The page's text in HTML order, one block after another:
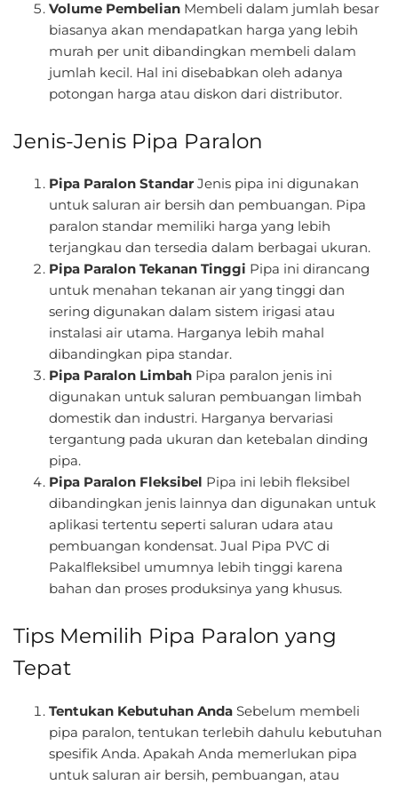
Volume Pembelian Membeli dalam jumlah besar
biasanya akan mendapatkan harga yang lebih
murah per unit dibandingkan membeli dalam
jumlah kecil. Hal ini disebabkan oleh adanya
potongan harga atau diskon dari distributor.
Jenis-Jenis Pipa Paralon
Pipa Paralon Standar Jenis pipa ini digunakan
untuk saluran air bersih dan pembuangan. Pipa
paralon standar memiliki harga yang lebih
terjangkau dan tersedia dalam berbagai ukuran.
Pipa Paralon Tekanan Tinggi Pipa ini dirancang
untuk menahan tekanan air yang tinggi dan
sering digunakan dalam sistem irigasi atau
instalasi air utama. Harganya lebih mahal
dibandingkan pipa standar.
Pipa Paralon Limbah Pipa paralon jenis ini
digunakan untuk saluran pembuangan limbah
domestik dan industri. Harganya bervariasi
tergantung pada ukuran dan ketebalan dinding
pipa.
Pipa Paralon Fleksibel Pipa ini lebih fleksibel
dibandingkan jenis lainnya dan digunakan untuk
aplikasi tertentu seperti saluran udara atau
pembuangan kondensat. Jual Pipa PVC di
Pakalfleksibel umumnya lebih tinggi karena
bahan dan proses produksinya yang khusus.
Tips Memilih Pipa Paralon yang
Tepat
Tentukan Kebutuhan Anda Sebelum membeli
pipa paralon, tentukan terlebih dahulu kebutuhan
spesifik Anda. Apakah Anda memerlukan pipa
untuk saluran air bersih, pembuangan, atau